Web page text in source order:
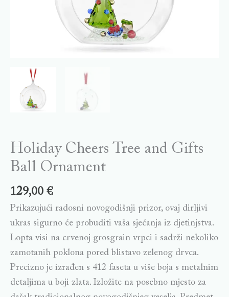
Holiday Cheers Tree and Gifts
Ball Ornament
129,00 €
Prikazujući radosni novogodišnji prizor, ovaj dirljivi
ukras sigurno će probuditi vaša sjećanja iz djetinjstva.
Lopta visi na crvenoj grosgrain vrpci i sadrži nekoliko
zamotanih poklona pored blistavo zelenog drvca.
Precizno je izrađen s 412 faseta u više boja s metalnim
detaljima u boji zlata. Izložite na posebno mjesto za